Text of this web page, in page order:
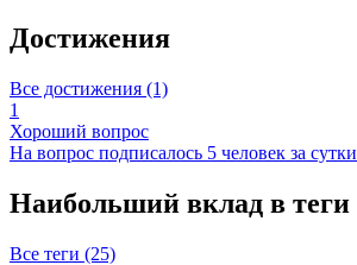
Достижения
Все достижения (1)
1
Хороший вопрос
На вопрос подписалось 5 человек за сутки
Наибольший вклад в теги
Все теги (25)